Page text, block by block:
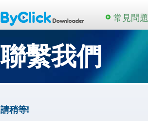
常見問題
聯繫我們
請稍等!